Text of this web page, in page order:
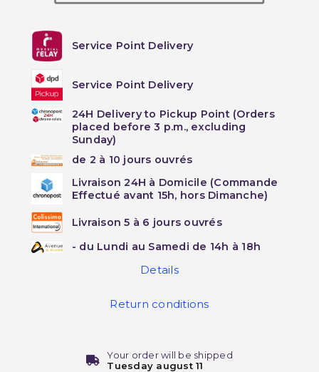
Service Point Delivery
Service Point Delivery
24H Delivery to Pickup Point (Orders
placed before 3 p.m., excluding
Sunday)
de 2 à 10 jours ouvrés
Livraison 24H à Domicile (Commande
Effectué avant 15h, hors Dimanche)
Livraison 5 à 6 jours ouvrés
- du Lundi au Samedi de 14h à 18h
Details
Return conditions
Your order will be shipped
Tuesday august 11